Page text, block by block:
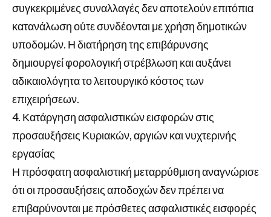
συγκεκριμένες συναλλαγές δεν αποτελούν επιτόπια
κατανάλωση ούτε συνδέονται με χρήση δημοτικών
υποδομών. Η διατήρηση της επιβάρυνσης
δημιουργεί φορολογική στρέβλωση και αυξάνει
αδικαιολόγητα το λειτουργικό κόστος των
επιχειρήσεων.
4. Κατάργηση ασφαλιστικών εισφορών στις
προσαυξήσεις Κυριακών, αργιών και νυχτερινής
εργασίας
Η πρόσφατη ασφαλιστική μεταρρύθμιση αναγνώρισε
ότι οι προσαυξήσεις αποδοχών δεν πρέπει να
επιβαρύνονται με πρόσθετες ασφαλιστικές εισφορές